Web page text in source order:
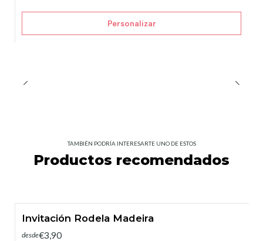
Personalizar
TAMBIÉN PODRÍA INTERESARTE UNO DE ESTOS
Productos recomendados
Invitación Rodela Madeira
desde€3,90